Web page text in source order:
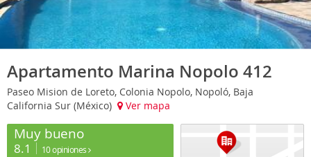
Apartamento Marina Nopolo 412
Paseo Mision de Loreto, Colonia Nopolo, Nopoló, Baja
California Sur (México)
Ver mapa
Muy bueno
8.1 10 opiniones